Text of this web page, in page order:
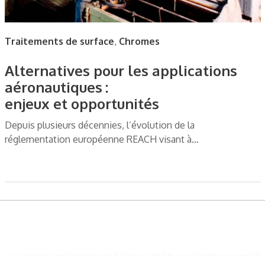
Traitements de surface, Chromes
Alternatives pour les applications
aéronautiques :
enjeux et opportunités
Depuis plusieurs décennies, l’évolution de la
réglementation européenne REACH visant à…